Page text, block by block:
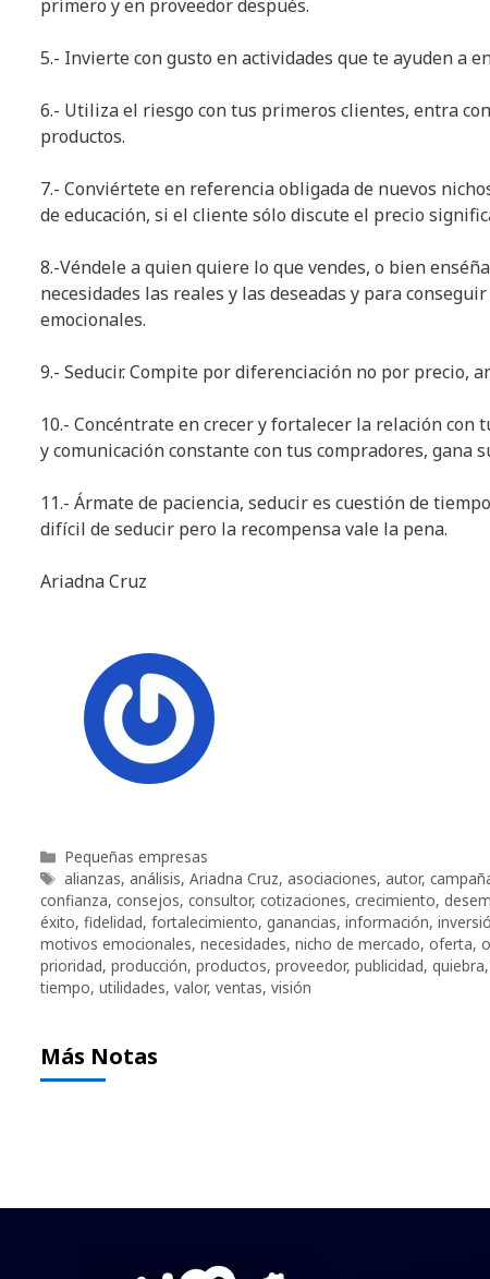
primero y en proveedor después.
5.- Invierte con gusto en actividades que te ayuden a
6.- Utiliza el riesgo con tus primeros clientes, entra
productos.
7.- Conviértete en referencia obligada de nuevos
de educación, si el cliente sólo discute el precio
8.-Véndele a quien quiere lo que vendes, o bien
necesidades las reales y las deseadas y para
emocionales.
9.- Seducir. Compite por diferenciación no por precio,
10.- Concéntrate en crecer y fortalecer la relación con
y comunicación constante con tus compradores, gana
11.- Ármate de paciencia, seducir es cuestión de
difícil de seducir pero la recompensa vale la pena.
Ariadna Cruz
Categorías
Pequeñas empresas
Etiquetas
alianzas, análisis, Ariadna Cruz, asociaciones, autor,
confianza, consejos, consultor, cotizaciones, crecimiento,
éxito, fidelidad, fortalecimiento, ganancias, información,
motivos emocionales, necesidades, nicho de mercado, oferta,
prioridad, producción, productos, proveedor, publicidad, quiebra,
tiempo, utilidades, valor, ventas, visión
Más Notas